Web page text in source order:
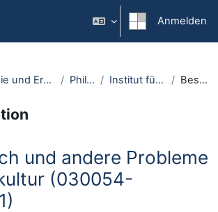
Anmelden
Philosophie und Erziehungswissenschaft Philosophie Institut für Philosophie I Beschreibung
und andere Probleme
(030054-